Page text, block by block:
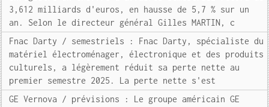
3,612 milliards d'euros, en hausse de 5,7 % sur un
an. Selon le directeur général Gilles MARTIN, c
Fnac Darty / semestriels : Fnac Darty, spécialiste du
matériel électroménager, électronique et des produits
culturels, a légèrement réduit sa perte nette au
premier semestre 2025. La perte nette s'est
GE Vernova / prévisions : Le groupe américain GE